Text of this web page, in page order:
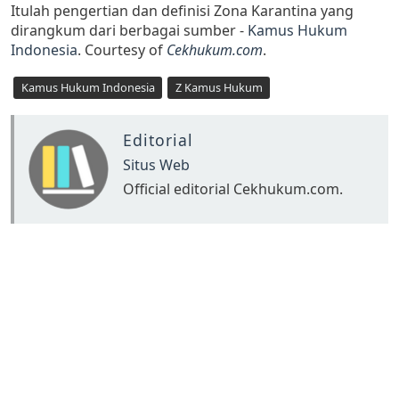
Itulah pengertian dan definisi Zona Karantina yang
dirangkum dari berbagai sumber - Kamus Hukum
Indonesia. Courtesy of Cekhukum.com.
Kamus Hukum Indonesia Z Kamus Hukum
Editorial
Situs Web
Official editorial Cekhukum.com.